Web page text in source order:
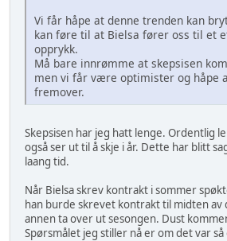
Vi får håpe at denne trenden kan
kan føre til at Bielsa fører oss til et
opprykk.
Må bare innrømme at skepsisen
men vi får være optimister og håpe
fremover.
Skepsisen har jeg hatt lenge. Ordentlig
også ser ut til å skje i år. Dette har blitt
laang tid.
Når Bielsa skrev kontrakt i sommer
han burde skrevet kontrakt til midten av
annen ta over ut sesongen. Dust
Spørsmålet jeg stiller nå er om det var